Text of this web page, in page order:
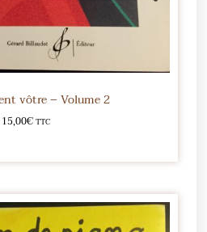
vôtre – Volume 2
15,00€TTC